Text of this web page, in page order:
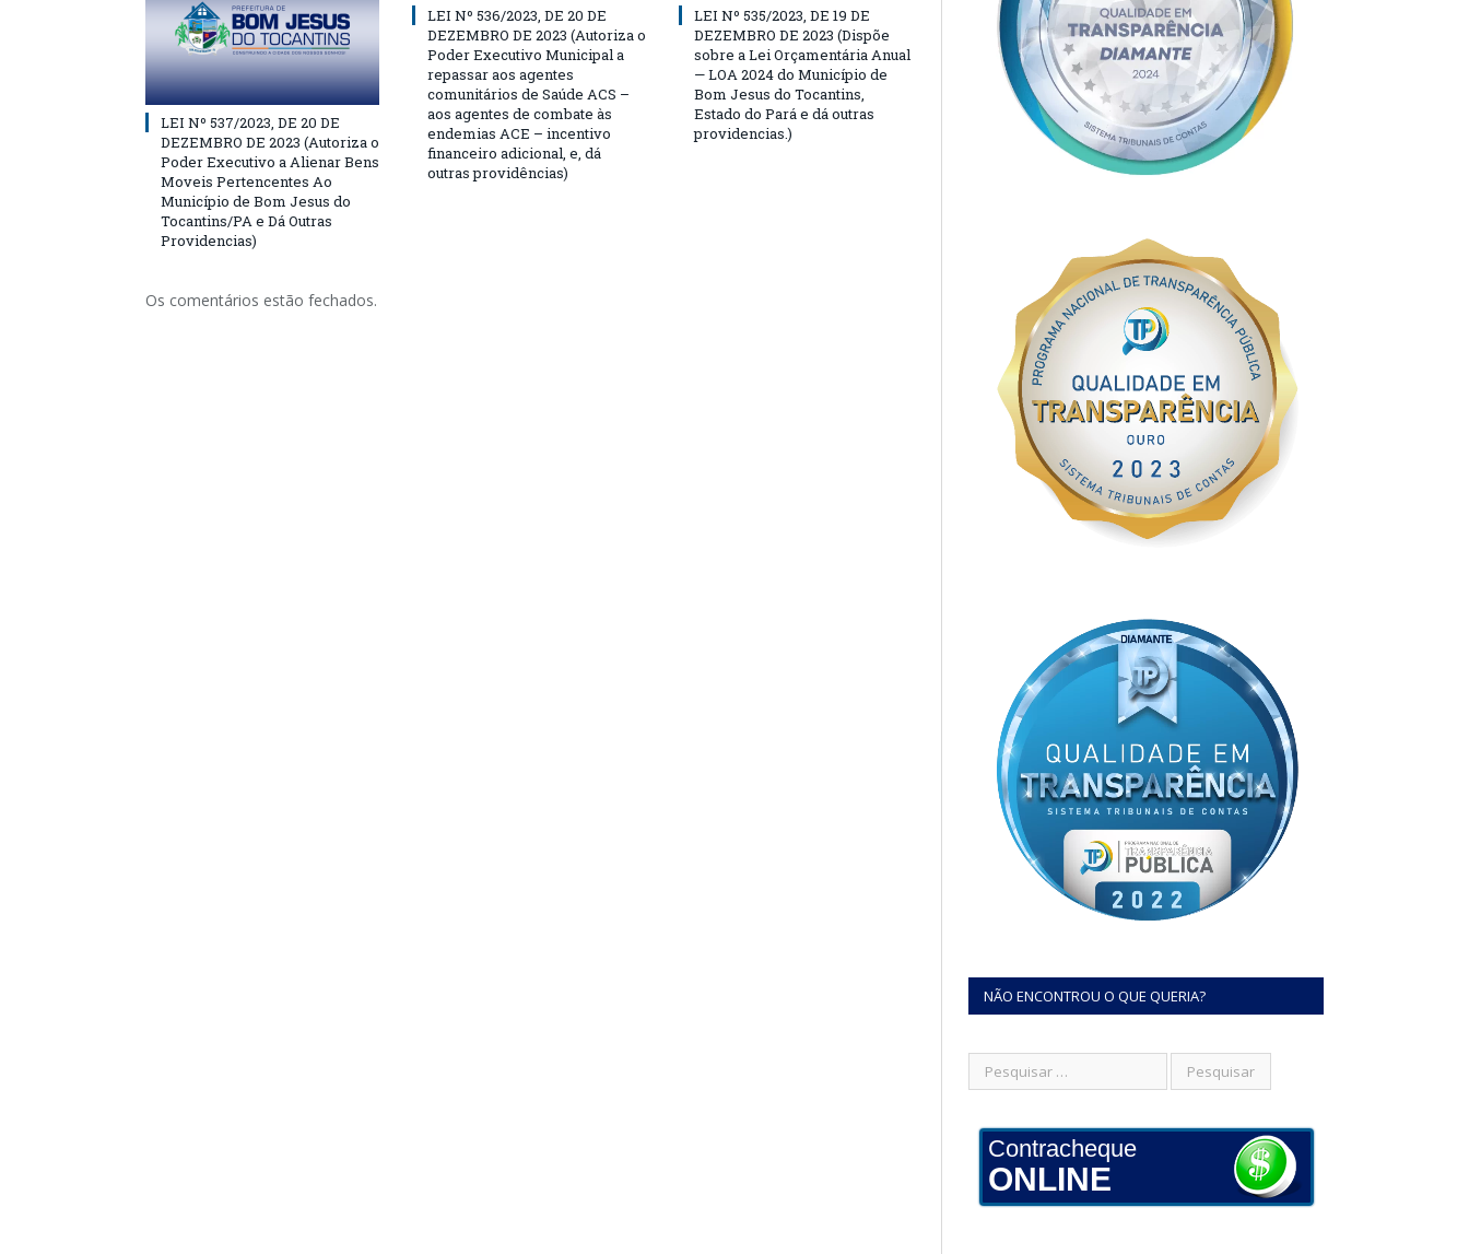
LEI Nº 537/2023, DE 20 DE
DEZEMBRO DE 2023 (Autoriza o
Poder Executivo a Alienar Bens
Moveis Pertencentes Ao
Município de Bom Jesus do
Tocantins/PA e Dá Outras
Providencias)
LEI Nº 536/2023, DE 20 DE
DEZEMBRO DE 2023 (Autoriza o
Poder Executivo Municipal a
repassar aos agentes
comunitários de Saúde ACS –
aos agentes de combate às
endemias ACE – incentivo
financeiro adicional, e, dá
outras providências)
LEI Nº 535/2023, DE 19 DE
DEZEMBRO DE 2023 (Dispõe
sobre a Lei Orçamentária Anual
— LOA 2024 do Município de
Bom Jesus do Tocantins,
Estado do Pará e dá outras
providencias.)
Os comentários estão fechados.
NÃO ENCONTROU O QUE QUERIA?
Contracheque
ONLINE